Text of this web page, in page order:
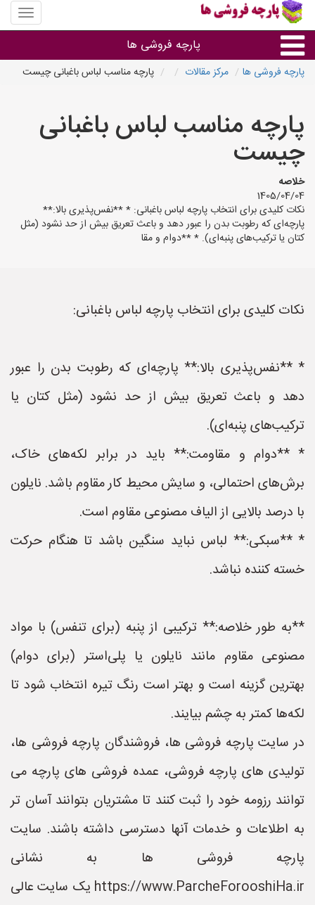
منوی
سایت
فروشی
ها
پارچه فروشی ها
پارچه براساس رنگ طرح و کاربرد
پارچه فروشی ها مرکز مقالات پارچه مناسب لباس باغبانی چیست
پارچه مناسب لباس باغبانی
چیست
خلاصه
1405/04/04
نکات کلیدی برای انتخاب پارچه لباس باغبانی: * **نفس‌پذیری بالا:**
پارچه‌ای که رطوبت بدن را عبور دهد و باعث تعریق بیش از حد نشود (مثل
کتان یا ترکیب‌های پنبه‌ای). * **دوام و مقا
نکات کلیدی برای انتخاب پارچه لباس باغبانی:
* **نفس‌پذیری بالا:** پارچه‌ای که رطوبت بدن را عبور
دهد و باعث تعریق بیش از حد نشود (مثل کتان یا
ترکیب‌های پنبه‌ای).
* **دوام و مقاومت:** باید در برابر لکه‌های خاک،
برش‌های احتمالی، و سایش محیط کار مقاوم باشد. نایلون
با درصد بالایی از الیاف مصنوعی مقاوم است.
* **سبکی:** لباس نباید سنگین باشد تا هنگام حرکت
خسته کننده نباشد.
**به طور خلاصه:** ترکیبی از پنبه (برای تنفس) با مواد
مصنوعی مقاوم مانند نایلون یا پلی‌استر (برای دوام)
بهترین گزینه است و بهتر است رنگ تیره انتخاب شود تا
لکه‌ها کمتر به چشم بیایند.
در سایت پارچه فروشی ها، فروشندگان پارچه فروشی ها،
تولیدی های پارچه فروشی، عمده فروشی های پارچه می
توانند رزومه خود را ثبت کنند تا مشتریان بتوانند آسان تر
به اطلاعات و خدمات آنها دسترسی داشته باشند. سایت
پارچه فروشی ها به نشانی
https://www.ParcheForooshiHa.ir یک سایت عالی